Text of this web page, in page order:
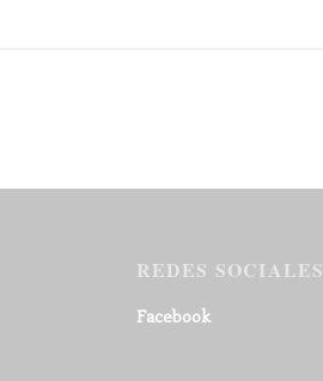
REDES SOCIALES
Facebook